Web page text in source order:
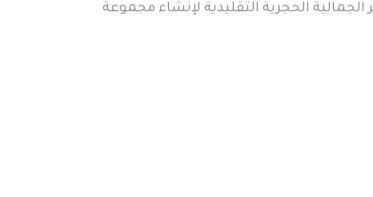
الحجرية التقليدية لإنشاء مجموعة